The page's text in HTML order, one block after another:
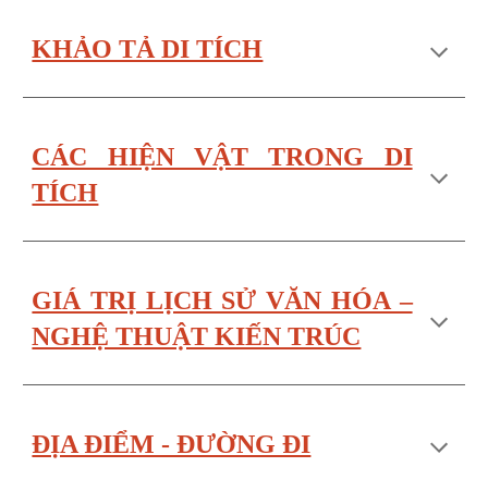
KHẢO TẢ DI TÍCH
CÁC HIỆN VẬT TRONG DI
TÍCH
GIÁ TRỊ LỊCH SỬ VĂN HÓA –
NGHỆ THUẬT KIẾN TRÚC
ĐỊA ĐIỂM - ĐƯỜNG ĐI